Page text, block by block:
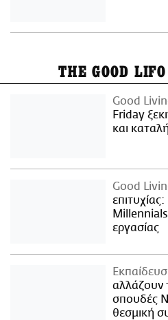
THE GOOD LIFO
Good
Friday
και
Good
εργασίας
αλλάζουν
σπουδές
θεσμική